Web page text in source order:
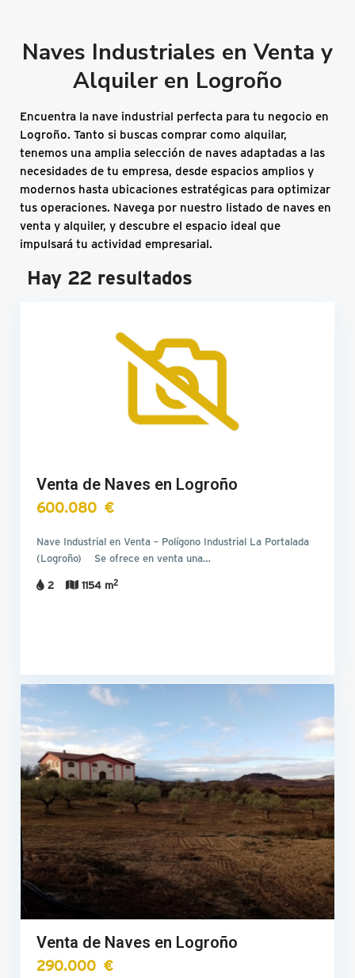
Naves Industriales en Venta y
Alquiler en Logroño
Encuentra la nave industrial perfecta para tu negocio en
Logroño. Tanto si buscas comprar como alquilar,
tenemos una amplia selección de naves adaptadas a las
necesidades de tu empresa, desde espacios amplios y
modernos hasta ubicaciones estratégicas para optimizar
tus operaciones. Navega por nuestro listado de naves en
venta y alquiler, y descubre el espacio ideal que
impulsará tu actividad empresarial.
Hay 22 resultados
Venta de Naves en Logroño
600.080 €
Nave Industrial en Venta – Polígono Industrial La Portalada
(Logroño) Se ofrece en venta una…
2
1154 m2
Venta de Naves en Logroño
290.000 €